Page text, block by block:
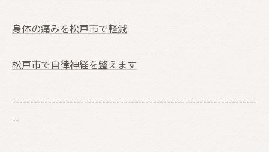
身体の痛みを松戸市で軽減
松戸市で自律神経を整えます
--------------------------------------------------------------------
--